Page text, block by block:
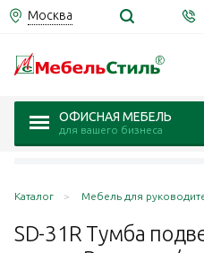
Москва
ОФИСНАЯ МЕБЕЛЬ
для вашего бизнеса
Каталог Мебель для
SD-31R Тумба